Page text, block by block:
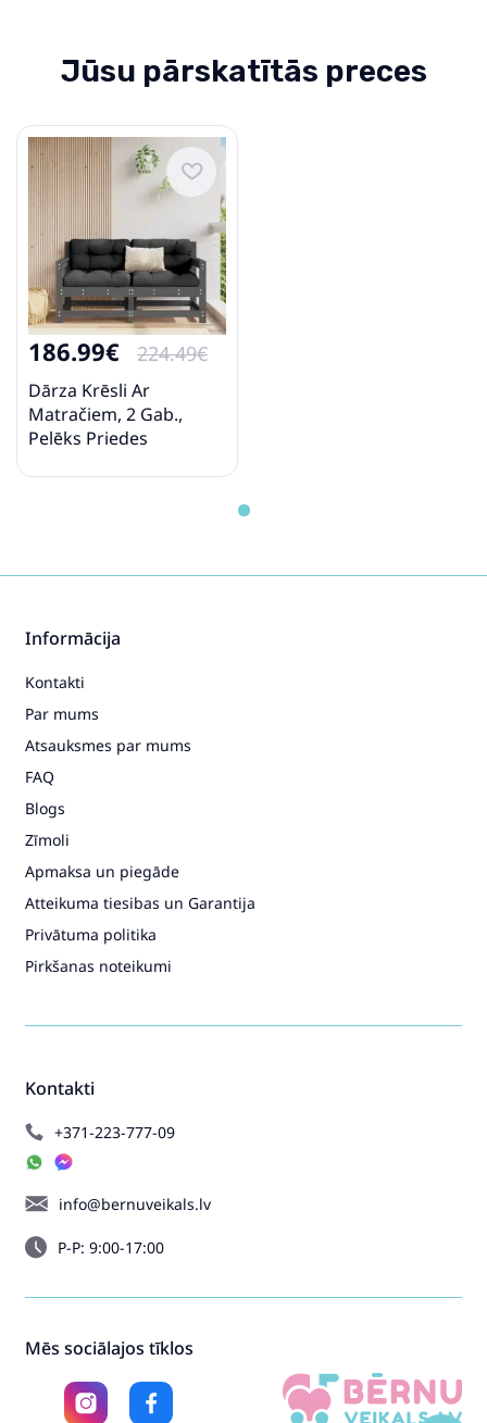
Jūsu pārskatītās preces
186.99€ 224.49€
Dārza Krēsli Ar
Matračiem, 2 Gab.,
Pelēks Priedes
Kontakti
+371-223-777-09
info@bernuveikals.lv
P-P: 9:00-17:00
Informācija
Kontakti
Par mums
Atsauksmes par mums
FAQ
Blogs
Zīmoli
Apmaksa un piegāde
Atteikuma tiesibas un Garantija
Privātuma politika
Pirkšanas noteikumi
Mēs sociālajos tīklos